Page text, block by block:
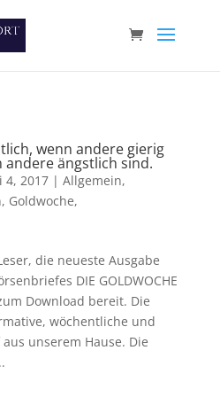
wenn andere gierig
andere ängstlich sind.
4, 2017| Allgemein,
, Goldwoche,
die neueste Ausgabe
DIE GOLDWOCHE
Download bereit. Die
wöchentliche und
unserem Hause. Die